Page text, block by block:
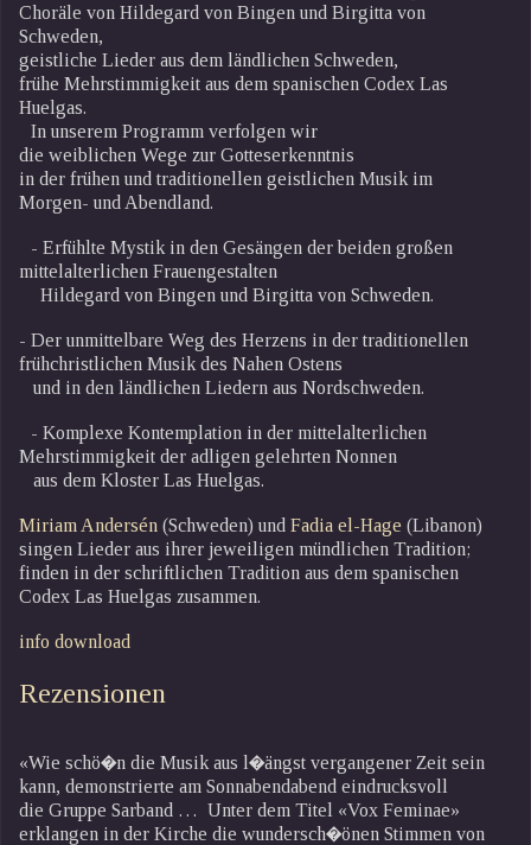
Choräle von Hildegard von Bingen und Birgitta von
Schweden,
geistliche Lieder aus dem ländlichen Schweden,
frühe Mehrstimmigkeit aus dem spanischen Codex Las
Huelgas.
In unserem Programm verfolgen wir
die weiblichen Wege zur Gotteserkenntnis
in der frühen und traditionellen geistlichen Musik im
Morgen- und Abendland.
- Erfühlte Mystik in den Gesängen der beiden großen
mittelalterlichen Frauengestalten
Hildegard von Bingen und Birgitta von Schweden.
- Der unmittelbare Weg des Herzens in der traditionellen
frühchristlichen Musik des Nahen Ostens
und in den ländlichen Liedern aus Nordschweden.
- Komplexe Kontemplation in der mittelalterlichen
Mehrstimmigkeit der adligen gelehrten Nonnen
aus dem Kloster Las Huelgas.
Miriam Andersén (Schweden) und Fadia el-Hage (Libanon)
singen Lieder aus ihrer jeweiligen mündlichen Tradition;
finden in der schriftlichen Tradition aus dem spanischen
Codex Las Huelgas zusammen.
info download
Rezensionen
«Wie schö�n die Musik aus l�ängst vergangener Zeit sein
kann, demonstrierte am Sonnabendabend eindrucksvoll
die Gruppe Sarband … Unter dem Titel «Vox Feminae»
erklangen in der Kirche die wundersch�önen Stimmen von